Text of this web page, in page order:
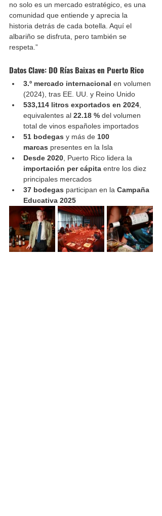
no solo es un mercado estratégico, es una
comunidad que entiende y aprecia la
historia detrás de cada botella. Aquí el
albariño se disfruta, pero también se
respeta.”
Datos Clave: DO Rías Baixas en Puerto Rico
3.º mercado internacional en volumen
(2024), tras EE. UU. y Reino Unido
533,114 litros exportados en 2024,
equivalentes al 22.18 % del volumen
total de vinos españoles importados
51 bodegas y más de 100
marcas presentes en la Isla
Desde 2020, Puerto Rico lidera la
importación per cápita entre los diez
principales mercados
37 bodegas participan en la Campaña
Educativa 2025